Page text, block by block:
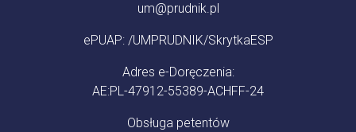
um@prudnik.pl
ePUAP: /UMPRUDNIK/SkrytkaESP
Adres e-Doręczenia:
AE:PL-47912-55389-ACHFF-24
Obsługa petentów